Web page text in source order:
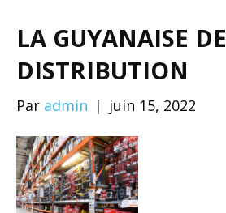
LA GUYANAISE DE
DISTRIBUTION
Par admin | juin 15, 2022